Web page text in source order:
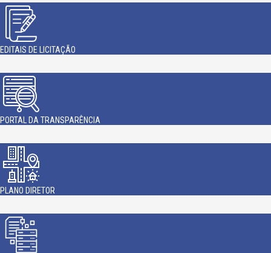
EDITAIS DE LICITAÇÃO
PORTAL DA TRANSPARÊNCIA
PLANO DIRETOR